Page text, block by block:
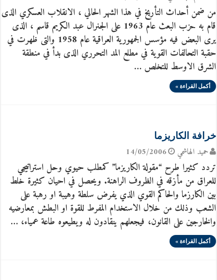
من ضمن أحداث التأريخ في هذا الشهر الحالي ، الانقلاب العسكري الذى
قام به حزب البعث عام 1963 على الجنرال عبد الكريم قاسم ، الذى
يرى البعض فيه مؤسس الجمهورية العراقية عام 1958 والتى ظهرت في
حقبة التحالفات القوية في مطلع المد التحرري الذى بدأ في منطقة
الشرق الاوسط للتخلص …
أكمل القراءة »
خرافة الكاريزما
حميد الهاشمي 14/05/2006
تردد كثيرا طرح “مقولة الكاريزما” كمطلب حيوي وحل استراتيجي
للعراق من مأزقه في الظروف الراهنة. ويحصل في احيان كثيرة خلط
بين الكارزما والحاكم القوي الذي يفرض سلطة وهيبة او رهبة على
الشعب وذلك من خلال الاستخدام المفرط للقوة او البطش بمعارضيه
والخارجين على القانون، فيجعلهم ينقادون له ويطيعوه طاعة عمياء، …
أكمل القراءة »